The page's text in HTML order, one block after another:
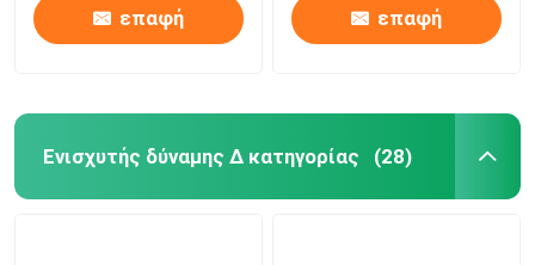
επαφή επαφή
Ενισχυτής δύναμης Δ κατηγορίας (28)